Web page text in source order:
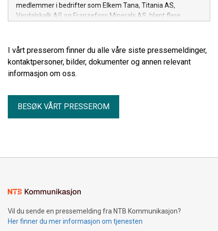
medlemmer i bedrifter som Elkem Tana, Titania AS,
Verdalskalk AS og Franzefoss Minerals AS, blant flere.
I vårt presserom finner du alle våre siste pressemeldinger,
kontaktpersoner, bilder, dokumenter og annen relevant
informasjon om oss.
BESØK VÅRT PRESSEROM
Vil du sende en pressemelding fra NTB Kommunikasjon?
Her finner du mer informasjon om tjenesten